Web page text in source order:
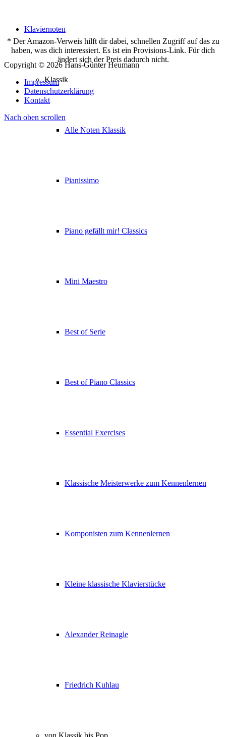
Klaviernoten
Klassik
Alle Noten Klassik
Pianissimo
Piano gefällt mir! Classics
Mini Maestro
Best of Serie
Best of Piano Classics
Essential Exercises
Klassische Meisterwerke zum Kennenlernen
Komponisten zum Kennenlernen
Kleine klassische Klavierstücke
Alexander Reinagle
Friedrich Kuhlau
von Klassik bis Pop
* Der Amazon-Verweis hilft dir dabei, schnellen Zugriff auf das zu
haben, was dich interessiert. Es ist ein Provisions-Link. Für dich
ändert sich der Preis dadurch nicht.
Copyright © 2026 Hans-Günter Heumann
Impressum
Datenschutzerklärung
Kontakt
Nach oben scrollen